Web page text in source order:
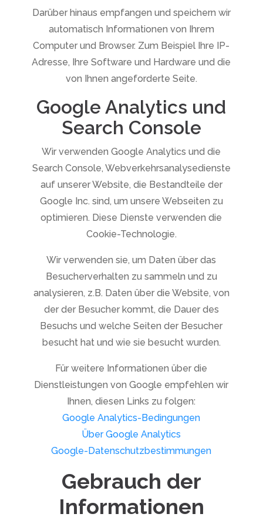
Darüber hinaus empfangen und speichern wir
automatisch Informationen von Ihrem
Computer und Browser. Zum Beispiel Ihre IP-
Adresse, Ihre Software und Hardware und die
von Ihnen angeforderte Seite.
Google Analytics und
Search Console
Wir verwenden Google Analytics und die
Search Console, Webverkehrsanalysedienste
auf unserer Website, die Bestandteile der
Google Inc. sind, um unsere Webseiten zu
optimieren. Diese Dienste verwenden die
Cookie-Technologie.
Wir verwenden sie, um Daten über das
Besucherverhalten zu sammeln und zu
analysieren, z.B. Daten über die Website, von
der der Besucher kommt, die Dauer des
Besuchs und welche Seiten der Besucher
besucht hat und wie sie besucht wurden.
Für weitere Informationen über die
Dienstleistungen von Google empfehlen wir
Ihnen, diesen Links zu folgen:
Google Analytics-Bedingungen
Über Google Analytics
Google-Datenschutzbestimmungen
Gebrauch der
Informationen